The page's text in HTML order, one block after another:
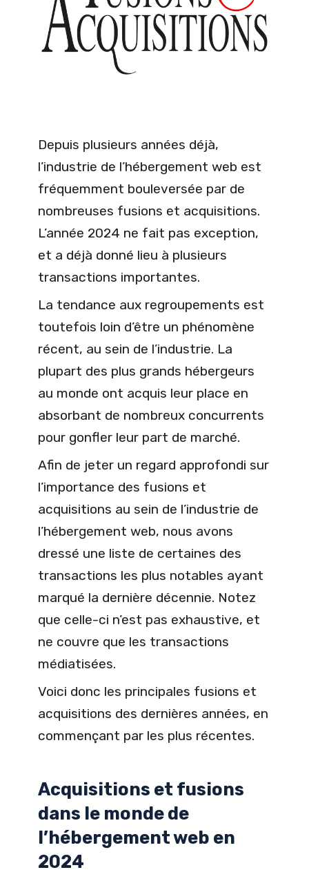
Depuis plusieurs années déjà,
l’industrie de l’hébergement web est
fréquemment bouleversée par de
nombreuses fusions et acquisitions.
L’année 2024 ne fait pas exception,
et a déjà donné lieu à plusieurs
transactions importantes.
La tendance aux regroupements est
toutefois loin d’être un phénomène
récent, au sein de l’industrie. La
plupart des plus grands hébergeurs
au monde ont acquis leur place en
absorbant de nombreux concurrents
pour gonfler leur part de marché.
Afin de jeter un regard approfondi sur
l’importance des fusions et
acquisitions au sein de l’industrie de
l’hébergement web, nous avons
dressé une liste de certaines des
transactions les plus notables ayant
marqué la dernière décennie. Notez
que celle-ci n’est pas exhaustive, et
ne couvre que les transactions
médiatisées.
Voici donc les principales fusions et
acquisitions des dernières années, en
commençant par les plus récentes.
Acquisitions et fusions
dans le monde de
l’hébergement web en
2024